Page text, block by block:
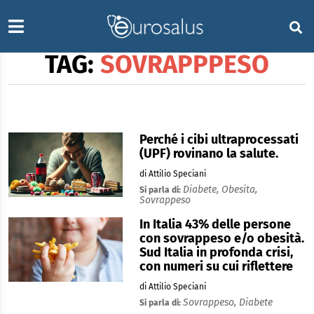
TAG: SOVRAPPPESO
Perché i cibi ultraprocessati
(UPF) rovinano la salute.
di Attilio Speciani
Si parla di: Diabete, Obesita,
Sovrappeso
In Italia 43% delle persone
con sovrappeso e/o obesità.
Sud Italia in profonda crisi,
con numeri su cui riflettere
di Attilio Speciani
Si parla di: Sovrappeso, Diabete